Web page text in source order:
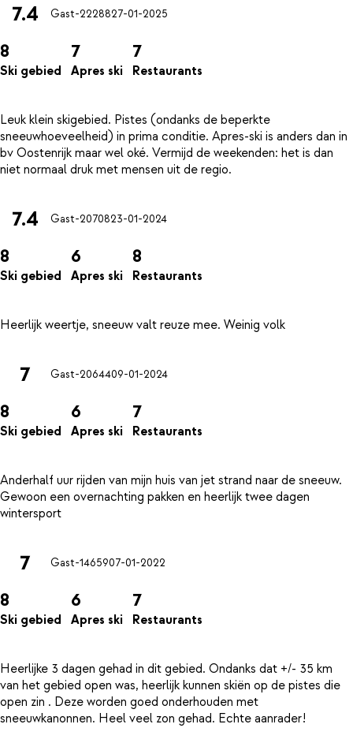
7.4 Gast-2228827-01-2025
8
Ski gebied
7
Apres ski
7
Restaurants
Leuk klein skigebied. Pistes (ondanks de beperkte
sneeuwhoeveelheid) in prima conditie. Apres-ski is anders dan in
bv Oostenrijk maar wel oké. Vermijd de weekenden: het is dan
7.4 Gast-2070823-01-2024
8
Ski gebied
6
Apres ski
8
Restaurants
7 Gast-2064409-01-2024
8
Ski gebied
6
Apres ski
7
Restaurants
Anderhalf uur rijden van mijn huis van jet strand naar de sneeuw.
Gewoon een overnachting pakken en heerlijk twee dagen
7 Gast-1465907-01-2022
8
Ski gebied
6
Apres ski
7
Restaurants
Heerlijke 3 dagen gehad in dit gebied. Ondanks dat +/- 35 km
van het gebied open was, heerlijk kunnen skiën op de pistes die
open zin . Deze worden goed onderhouden met